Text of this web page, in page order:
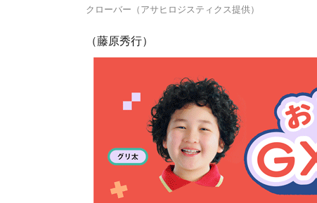
クローバー（アサヒロジスティクス提供）
（藤原秀行）